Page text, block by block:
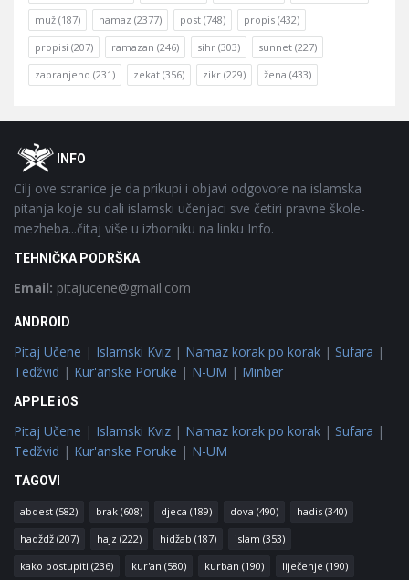
muž (187) namaz (2377) post (748) propis (432)
propisi (207) ramazan (246) sihr (303) sunnet (227)
zabranjeno (231) zekat (356) zikr (229) žena (433)
FooterOINFO
Cilj ove stranice je da prikupi i objavi odgovore na islamska
pitanja koje su dali islamski učenjaci sve četiri pravne škole-
mezheba...čitaj više u izborniku na linku Info.
TEHNIČKA PODRŠKA
Email: pitajucene@gmail.com
ANDROID
Pitaj Učene | Islamski Kviz | Namaz korak po korak | Sufara |
Tedžvid | Kur'anske Poruke | N-UM | Minber
APPLE iOS
Pitaj Učene | Islamski Kviz | Namaz korak po korak | Sufara |
Tedžvid | Kur'anske Poruke | N-UM
TAGOVI
abdest (582) brak (608) djeca (189) dova (490) hadis (340)
hadždž (207) hajz (222) hidžab (187) islam (353)
kako postupiti (236) kur'an (580) kurban (190) liječenje (190)